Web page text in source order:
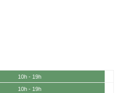
10h - 19h
10h - 19h